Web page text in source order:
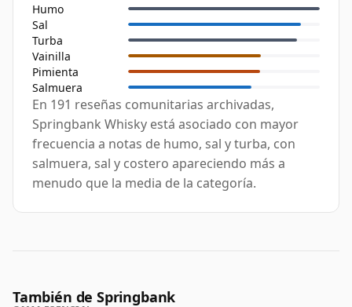
Humo
Sal
Turba
Vainilla
Pimienta
Salmuera
En 191 reseñas comunitarias archivadas,
Springbank Whisky está asociado con mayor
frecuencia a notas de humo, sal y turba, con
salmuera, sal y costero apareciendo más a
menudo que la media de la categoría.
También de Springbank